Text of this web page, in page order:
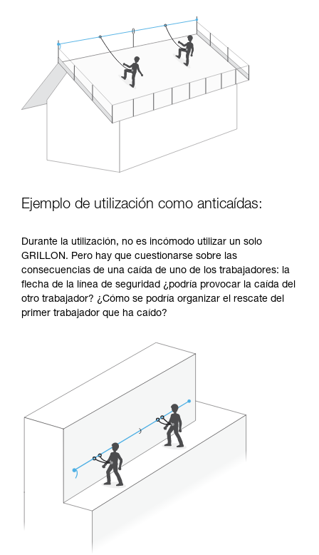
Ejemplo de utilización como anticaídas:
Durante la utilización, no es incómodo utilizar un solo
GRILLON. Pero hay que cuestionarse sobre las
consecuencias de una caída de uno de los trabajadores: la
flecha de la línea de seguridad ¿podría provocar la caída del
otro trabajador? ¿Cómo se podría organizar el rescate del
primer trabajador que ha caído?